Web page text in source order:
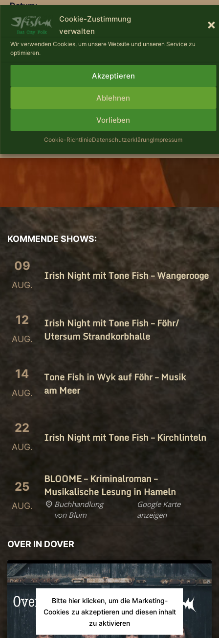
Cookie-Zustimmung
verwalten
Wir verwenden Cookies, um unsere Website und unseren Service zu
optimieren.
Akzeptieren
Ablehnen
Vorlieben
Cookie-RichtlinieDatenschutzerklärungImpressum
Datum:
4. Oktober
Zeit:
19:00 - 21:00
Veranstaltungskategorie:
OOGE – Eine Insel wehrt sich –
Musikalische Lesung auf
Wangerooge
Irish Night mit
Rantum
KOMMENDE SHOWS:
09
AUG.
Irish Night mit Tone Fish – Wangerooge
12
AUG.
Irish Night mit Tone Fish – Föhr/​
Utersum Strandkorbhalle
14
AUG.
Tone Fish in Wyk auf Föhr – Musik
am Meer
22
AUG.
Irish Night mit Tone Fish – Kirchlinteln
25
AUG.
BLOOME – Kriminalroman –
Musikalische Lesung in Hameln
Buchhandlung
von Blum
Google Karte
anzeigen
OVER IN DOVER
Bitte hier klicken, um die Marketing-
Cookies zu akzeptieren und diesen inhalt
zu aktivieren